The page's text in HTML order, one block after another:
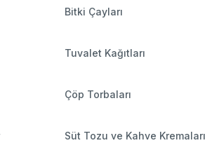
Bitki Çayları
Tuvalet Kağıtları
Çöp Torbaları
Süt Tozu ve Kahve Kremaları